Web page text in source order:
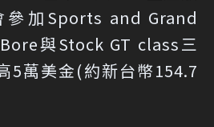
加Sports and Grand
與Stock GT class三
5萬美金(約新台幣154.7